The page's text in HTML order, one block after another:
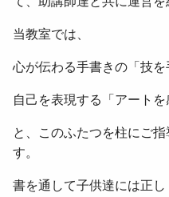
当教室では、
心が伝わる手書きの「技を
自己を表現する「アート
と、このふたつを柱にご
す。
書を通して子供達には正